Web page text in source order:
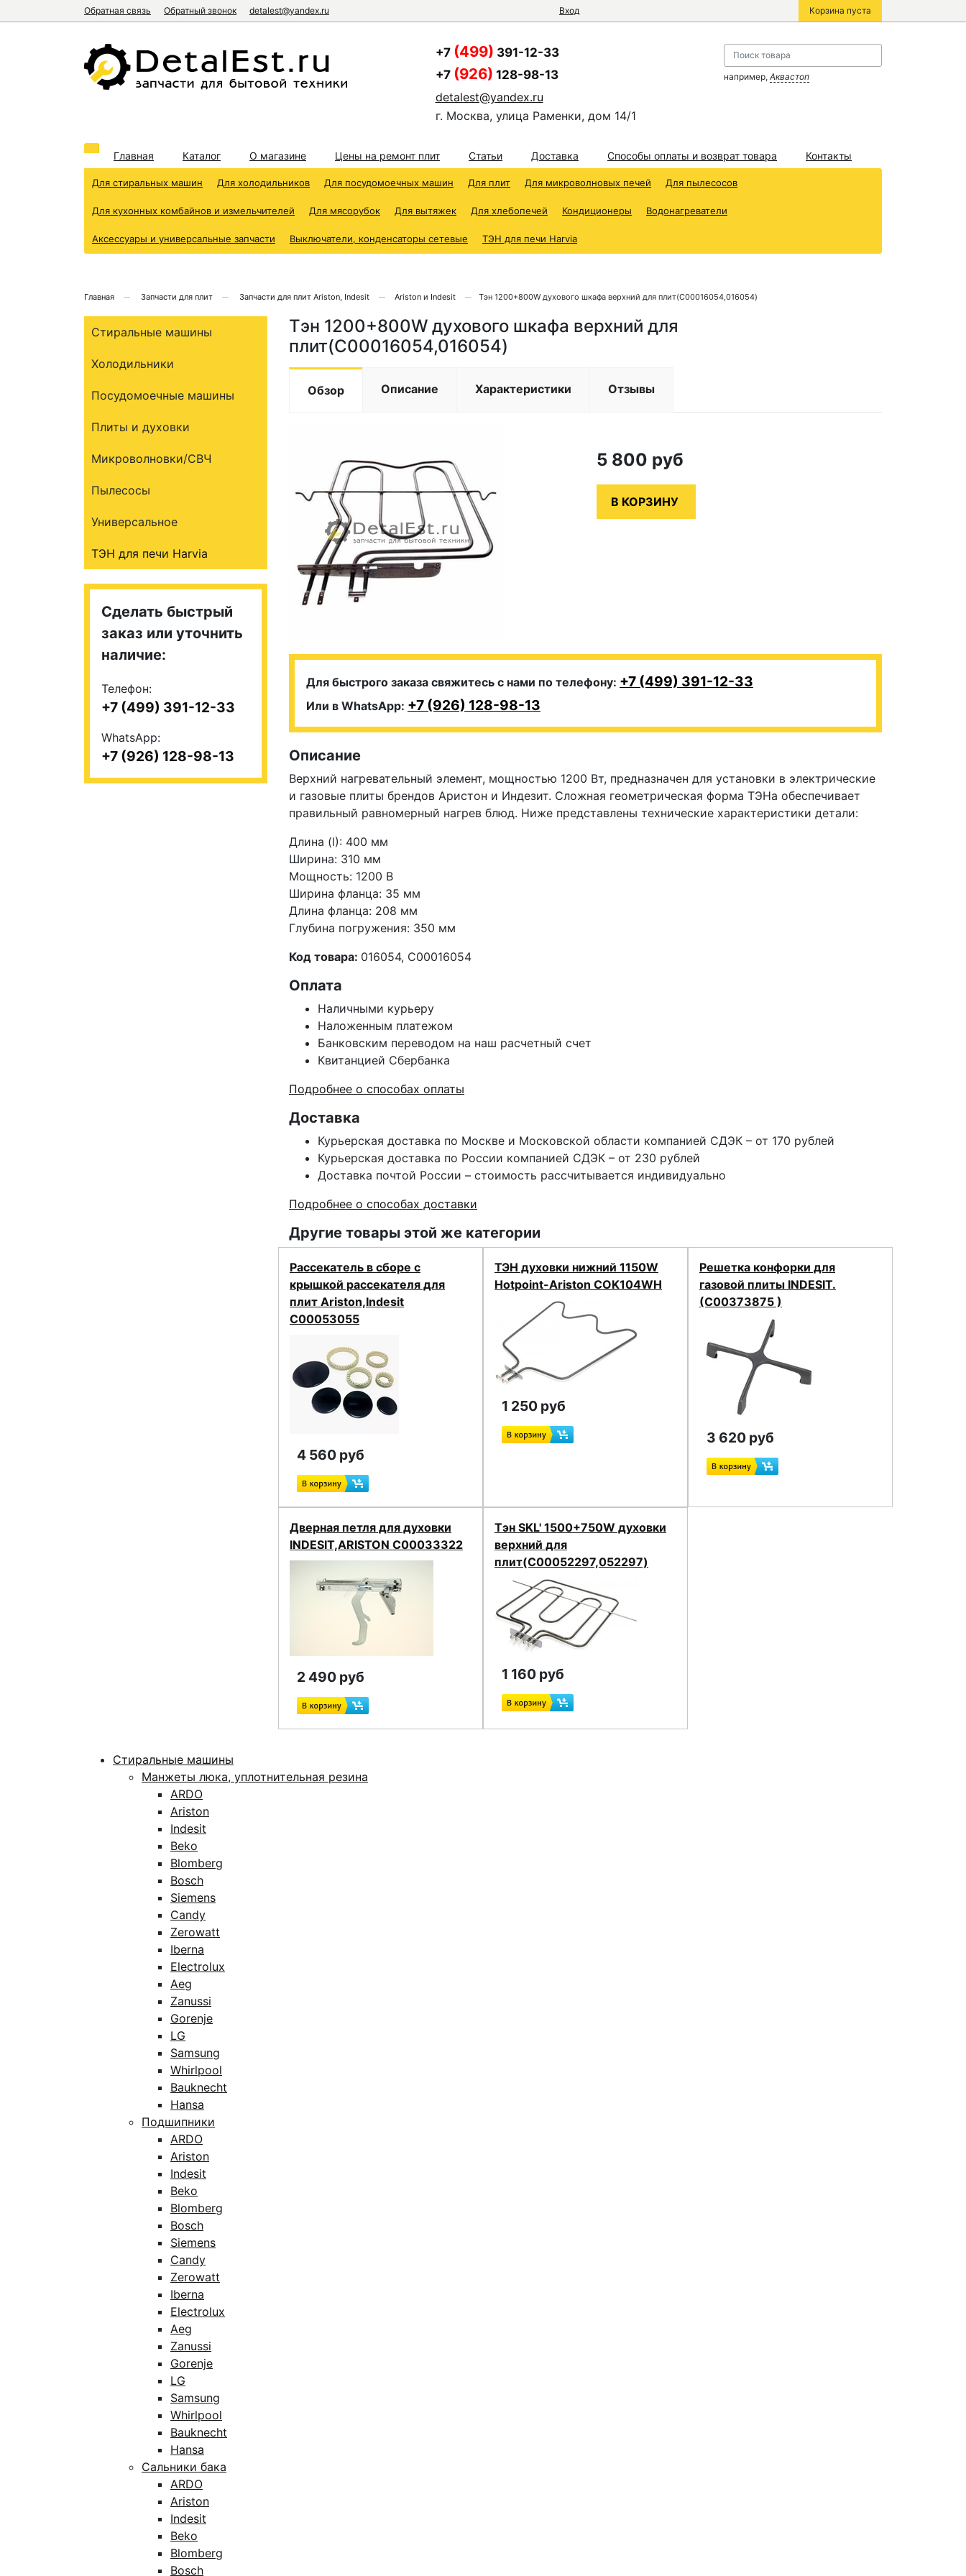
Обратная связь Обратный звонок detalest@yandex.ru Вход Корзина пуста
+7 (499) 391-12-33
+7 (926) 128-98-13
detalest@yandex.ru
г. Москва, улица Раменки, дом 14/1
например, Аквастоп
Главная Каталог О магазине Цены на ремонт плит Статьи Доставка Способы оплаты и возврат товара Контакты
Для стиральных машин Для холодильников Для посудомоечных машин Для плит Для микроволновых печей Для пылесосов
Для кухонных комбайнов и измельчителей Для мясорубок Для вытяжек Для хлебопечей Кондиционеры Водонагреватели
Аксессуары и универсальные запчасти Выключатели, конденсаторы сетевые ТЭН для печи Harvia
Главная Запчасти для плит Запчасти для плит Ariston, Indesit Ariston и Indesit Тэн 1200+800W духового шкафа верхний для плит(C00016054,016054)
Тэн 1200+800W духового шкафа верхний для
плит(C00016054,016054)
Обзор Описание Характеристики Отзывы
5 800 руб
Для быстрого заказа свяжитесь с нами по телефону: +7 (499) 391-12-33
Или в WhatsApp: +7 (926) 128-98-13
Описание
Верхний нагревательный элемент, мощностью 1200 Вт, предназначен для установки в электрические
и газовые плиты брендов Аристон и Индезит. Сложная геометрическая форма ТЭНа обеспечивает
правильный равномерный нагрев блюд. Ниже представлены технические характеристики детали:
Длина (l): 400 мм
Ширина: 310 мм
Мощность: 1200 В
Ширина фланца: 35 мм
Длина фланца: 208 мм
Глубина погружения: 350 мм
Код товара: 016054, C00016054
Оплата
Наличными курьеру
Наложенным платежом
Банковским переводом на наш расчетный счет
Квитанцией Сбербанка
Подробнее о способах оплаты
Доставка
Курьерская доставка по Москве и Московской области компанией СДЭК – от 170 рублей
Курьерская доставка по России компанией СДЭК – от 230 рублей
Доставка почтой России – стоимость рассчитывается индивидуально
Подробнее о способах доставки
Другие товары этой же категории
Рассекатель в сборе с
крышкой рассекателя для
плит Ariston,Indesit
C00053055
4 560 руб
ТЭН духовки нижний 1150W
Hotpoint-Ariston COK104WH
1 250 руб
Решетка конфорки для
газовой плиты INDESIT.
(C00373875 )
3 620 руб
Дверная петля для духовки
INDESIT,ARISTON C00033322
2 490 руб
Тэн SKL' 1500+750W духовки
верхний для
плит(C00052297,052297)
1 160 руб
Стиральные машины
Холодильники
Посудомоечные машины
Плиты и духовки
Микроволновки/СВЧ
Пылесосы
Универсальное
ТЭН для печи Harvia
Сделать быстрый
заказ или уточнить
наличие:
Телефон:
+7 (499) 391-12-33
WhatsApp:
+7 (926) 128-98-13
Стиральные машины
Манжеты люка, уплотнительная резина
ARDO
Ariston
Indesit
Beko
Blomberg
Bosch
Siemens
Candy
Zerowatt
Iberna
Electrolux
Aeg
Zanussi
Gorenje
LG
Samsung
Whirlpool
Bauknecht
Hansa
Подшипники
ARDO
Ariston
Indesit
Beko
Blomberg
Bosch
Siemens
Candy
Zerowatt
Iberna
Electrolux
Aeg
Zanussi
Gorenje
LG
Samsung
Whirlpool
Bauknecht
Hansa
Сальники бака
ARDO
Ariston
Indesit
Beko
Blomberg
Bosch